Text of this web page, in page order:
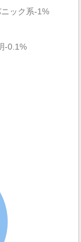
ック系 1%
0.1%